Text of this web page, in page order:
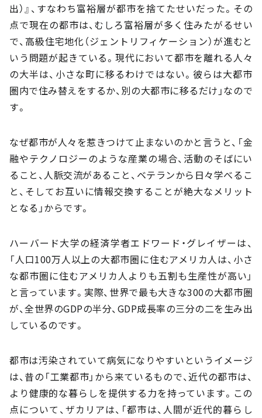
出）』、すなわち富裕層が都市を捨てたせいだった。その
点で現在の都市は、むしろ富裕層が多く住みたがるせい
で、高級住宅地化（ジェントリフィケーション）が進むと
いう問題が起きている。現代において都市を離れる人々
の大半は、小さな町に移るわけではない。彼らは大都市
圏内で住み替えをするか、別の大都市に移るだけ」なので
す。
なぜ都市が人々を惹きつけて止まないのかと言うと、「金
融やテクノロジーのような産業の場合、活動のそばにい
ること、人脈交流があること、ベテランから日々学べるこ
と、そしてお互いに情報交換することが絶大なメリット
となる」からです。
ハーバード大学の経済学者エドワード・グレイザーは、
「人口100万人以上の大都市圏に住むアメリカ人は、小さ
な都市圏に住むアメリカ人よりも五割も生産性が高い」
と言っています。実際、世界で最も大きな300の大都市圏
が、全世界のGDPの半分、GDP成長率の三分の二を生み出
しているのです。
都市は汚染されていて病気になりやすいというイメージ
は、昔の「工業都市」から来ているもので、近代の都市は、
より健康的な暮らしを提供する力を持っています。この
点について、ザカリアは、「都市は、人間が近代的暮らし